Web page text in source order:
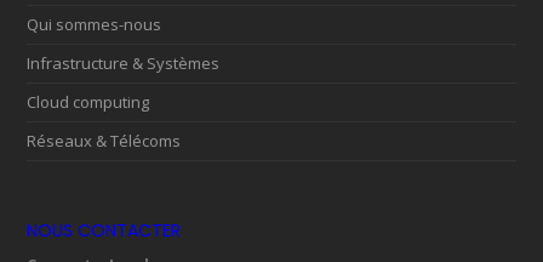
Qui sommes-nous
Infrastructure & Systèmes
Cloud computing
Réseaux & Télécoms
NOUS CONTACTER